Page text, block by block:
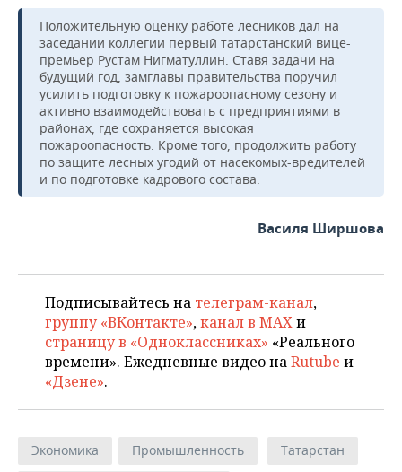
Положительную оценку работе лесников дал на
заседании коллегии первый татарстанский вице-
премьер Рустам Нигматуллин. Ставя задачи на
будущий год, замглавы правительства поручил
усилить подготовку к пожароопасному сезону и
активно взаимодействовать с предприятиями в
районах, где сохраняется высокая
пожароопасность. Кроме того, продолжить работу
по защите лесных угодий от насекомых-вредителей
и по подготовке кадрового состава.
Василя Ширшова
Подписывайтесь на телеграм-канал,
группу «ВКонтакте»,канал в MAXи
страницу в «Одноклассниках» «Реального
времени». Ежедневные видео наRutube и
«Дзене».
Экономика Промышленность
Татарстан